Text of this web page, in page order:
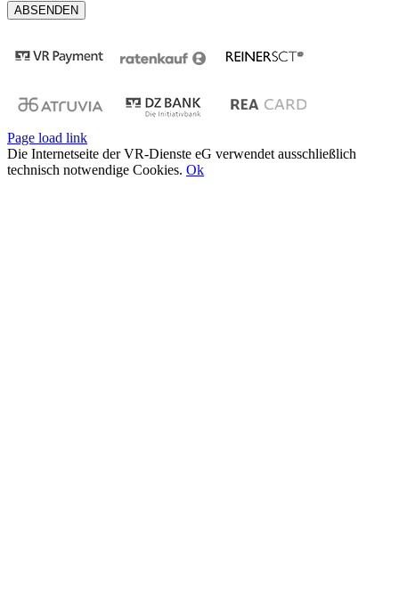
Page load link
Die Internetseite der VR-Dienste eG verwendet ausschließlich
technisch notwendige Cookies. Ok